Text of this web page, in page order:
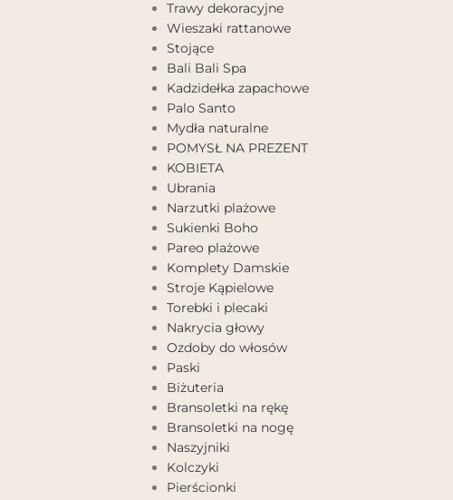
Trawy dekoracyjne
Wieszaki rattanowe
Stojące
Bali Bali Spa
Kadzidełka zapachowe
Palo Santo
Mydła naturalne
POMYSŁ NA PREZENT
KOBIETA
Ubrania
Narzutki plażowe
Sukienki Boho
Pareo plażowe
Komplety Damskie
Stroje Kąpielowe
Torebki i plecaki
Nakrycia głowy
Ozdoby do włosów
Paski
Biżuteria
Bransoletki na rękę
Bransoletki na nogę
Naszyjniki
Kolczyki
Pierścionki